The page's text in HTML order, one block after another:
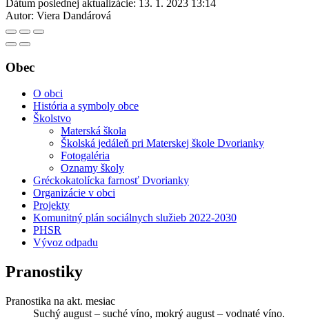
Dátum poslednej aktualizácie: 13. 1. 2023 13:14
Autor: Viera Dandárová
Obec
O obci
História a symboly obce
Školstvo
Materská škola
Školská jedáleň pri Materskej škole Dvorianky
Fotogaléria
Oznamy školy
Gréckokatolícka farnosť Dvorianky
Organizácie v obci
Projekty
Komunitný plán sociálnych služieb 2022-2030
PHSR
Vývoz odpadu
Pranostiky
Pranostika na akt. mesiac
Suchý august – suché víno, mokrý august – vodnaté víno.